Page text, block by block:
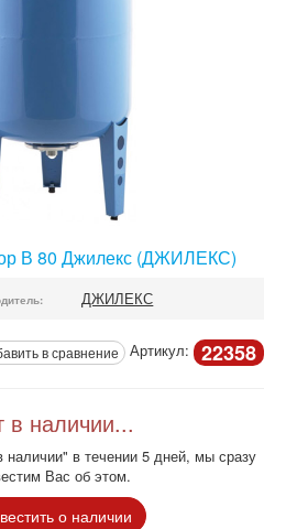
В 80 Джилекс (ДЖИЛЕКС)
ДЖИЛЕКС
в сравнение Артикул: 22358
в наличии...
наличии" в течении 5 дней, мы сразу
Вас об этом.
о наличии